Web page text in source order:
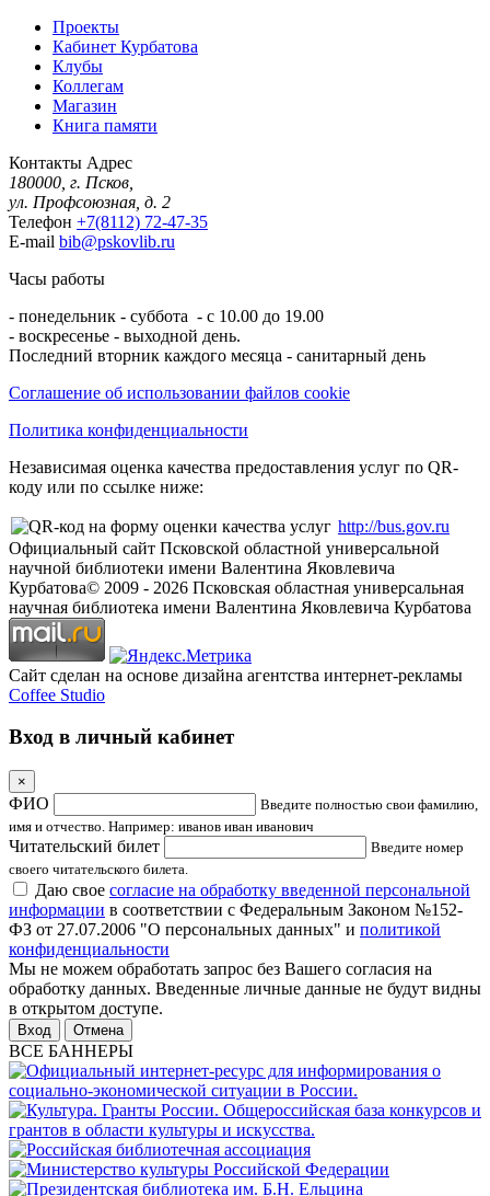
Проекты
Кабинет Курбатова
Клубы
Коллегам
Магазин
Книга памяти
Контакты Адрес
180000, г. Псков,
ул. Профсоюзная, д. 2
Телефон +7(8112) 72-47-35
E-mail bib@pskovlib.ru
Часы работы
- понедельник - суббота - с 10.00 до 19.00
- воскресенье - выходной день.
Последний вторник каждого месяца - санитарный день
Соглашение об использовании файлов cookie
Политика конфиденциальности
Независимая оценка качества предоставления услуг по QR-
коду или по ссылке ниже:
http://bus.gov.ru
Официальный сайт Псковской областной универсальной
научной библиотеки имени Валентина Яковлевича
Курбатова© 2009 - 2026 Псковская областная универсальная
научная библиотека имени Валентина Яковлевича Курбатова
Сайт сделан на основе дизайна агентства интернет-рекламы
Coffee Studio
Вход в личный кабинет
×
ФИО
Введите полностью свои фамилию,
имя и отчество. Например: иванов иван иванович
Читательский билет
Введите номер
своего читательского билета.
Даю свое согласие на обработку введенной персональной
информации в соответствии с Федеральным Законом №152-
ФЗ от 27.07.2006 "О персональных данных" и политикой
конфиденциальности
Мы не можем обработать запрос без Вашего согласия на
обработку данных. Введенные личные данные не будут видны
в открытом доступе.
Отмена
ВСЕ БАННЕРЫ